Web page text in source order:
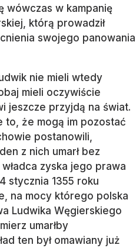
wówczas w kampanię
którą prowadził
swojego panowania
nie mieli wtedy
mieli oczywiście
jeszcze przyjdą na świat.
to, że mogą im pozostać
postanowili,
z nich umarł bez
zyska jego prawa
stycznia 1355 roku
na mocy którego polska
Ludwika Węgierskiego
umarłby
ten był omawiany już